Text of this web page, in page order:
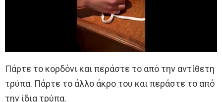
Πάρτε το κορδόνι και περάστε το από την αντίθετη
τρύπα. Πάρτε το άλλο άκρο του και περάστε το από
την ίδια τρύπα.